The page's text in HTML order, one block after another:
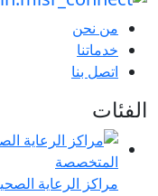
الرعاية الصحية